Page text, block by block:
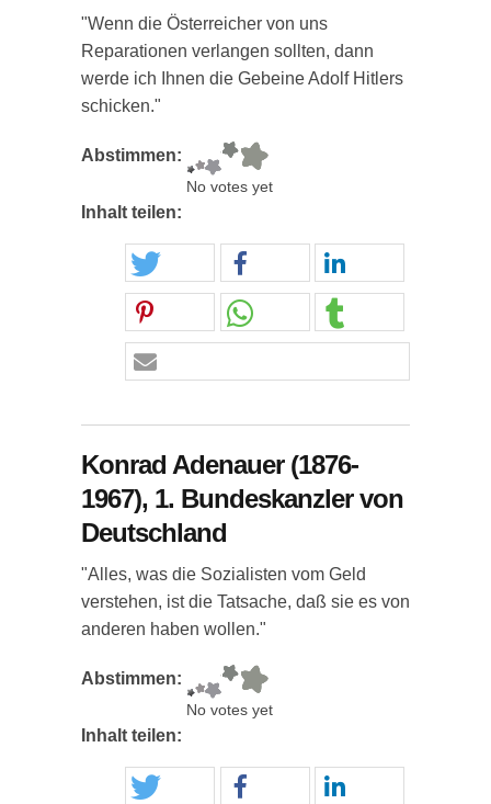
"Wenn die Österreicher von uns
Reparationen verlangen sollten, dann
werde ich Ihnen die Gebeine Adolf Hitlers
schicken."
Abstimmen:
No votes yet
Inhalt teilen:
Konrad Adenauer (1876-
1967), 1. Bundeskanzler von
Deutschland
"Alles, was die Sozialisten vom Geld
verstehen, ist die Tatsache, daß sie es von
anderen haben wollen."
Abstimmen:
No votes yet
Inhalt teilen: